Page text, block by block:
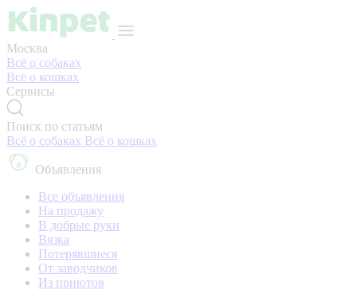
Москва
Всё о собаках
Всё о кошках
Сервисы
Поиск по статьям
Всё о собаках Всё о кошках
Объявления
Все объявления
На продажу
В добрые руки
Вязка
Потерявшиеся
От заводчиков
Из приютов